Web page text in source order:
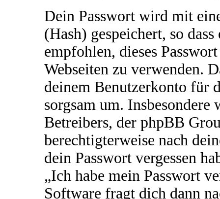
Dein Passwort wird mit
(Hash) gespeichert, so
empfohlen, dieses
Webseiten zu verwenden.
deinem Benutzerkonto für
sorgsam um.
Betreibers, der phpBB
berechtigterweise nach
dein Passwort vergessen
„Ich habe mein Passwort
Software fragt dich dann